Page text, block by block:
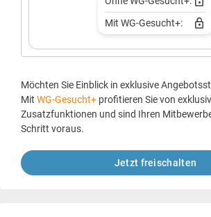
Mit WG-Gesucht+:
Möchten Sie Einblick in exklusive
Mit WG-Gesucht+ profitieren Sie von
Zusatzfunktionen und sind Ihren
Schritt voraus.
Jetzt freischalten